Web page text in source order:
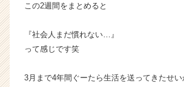
イ
チ
リ
この2週間をまとめると
『社会人まだ慣れない…』
って感じです笑
3月まで4年間ぐーたら生活を送ってきたせい